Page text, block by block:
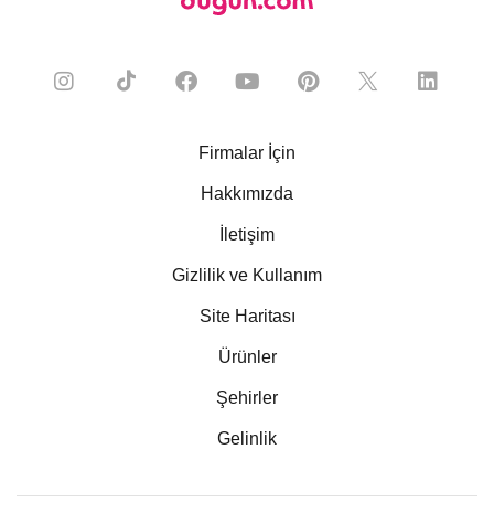
Firmalar İçin
Hakkımızda
İletişim
Gizlilik ve Kullanım
Site Haritası
Ürünler
Şehirler
Gelinlik